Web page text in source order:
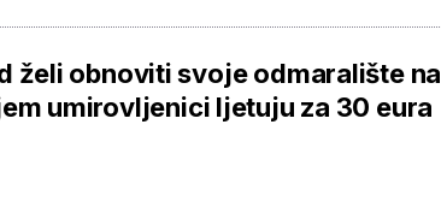
želi obnoviti svoje odmaralište na
umirovljenici ljetuju za 30 eura